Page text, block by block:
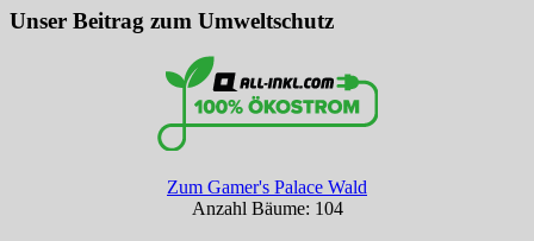
Unser Beitrag zum Umweltschutz
Zum Gamer's Palace Wald
Anzahl Bäume: 104